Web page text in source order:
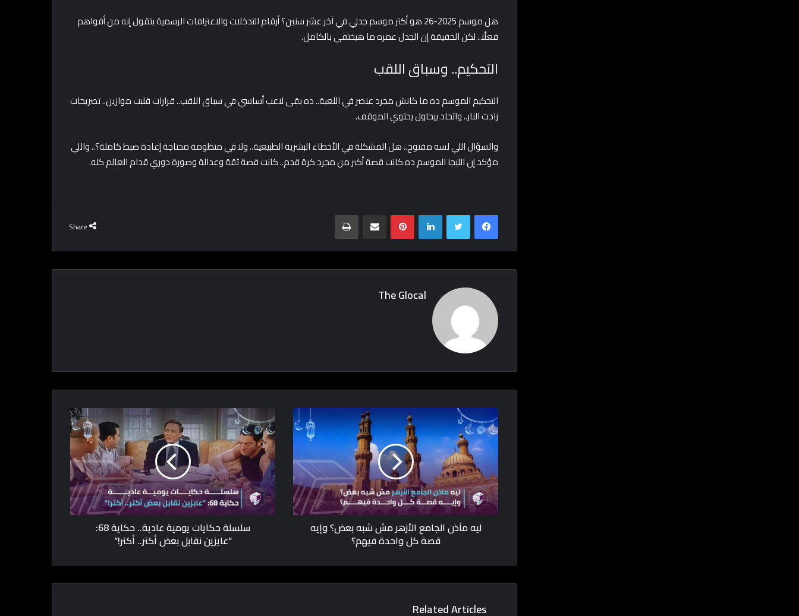
هل موسم 2025-26 هو أكتر موسم جدلي في آخر عشر سنين؟ أرقام التدخلات والاعترافات الرسمية بتقول إنه من أقواهم
فعلًا.. لكن الحقيقة إن الجدل عمره ما هيختفي بالكامل.
التحكيم.. وسباق اللقب
التحكيم الموسم ده ما كانش مجرد عنصر في اللعبة.. ده بقى لاعب أساسي في سباق اللقب.. قرارات قلبت موازين.. تصريحات
زادت النار.. واتحاد بيحاول يحتوي الموقف.
والسؤال اللي لسه مفتوح.. هل المشكلة في الأخطاء البشرية الطبيعية.. ولا في منظومة محتاجة إعادة ضبط كاملة؟.. واللي
مؤكد إن الليجا الموسم ده كانت قصة أكبر من مجرد كرة قدم.. كانت قصة ثقة وعدالة وصورة دوري قدام العالم كله.
Share
Facebook
Twitter
LinkedIn
Pinterest
Print
The Glocal
سلسلة حكايات يومية عادية.. حكاية 68:
“عايزين نقابل بعض أكتر.. أكتر!”
ليه مآذن الجامع الأزهر مش شبه بعض؟ وإيه
قصة كل واحدة فيهم؟
Related Articles